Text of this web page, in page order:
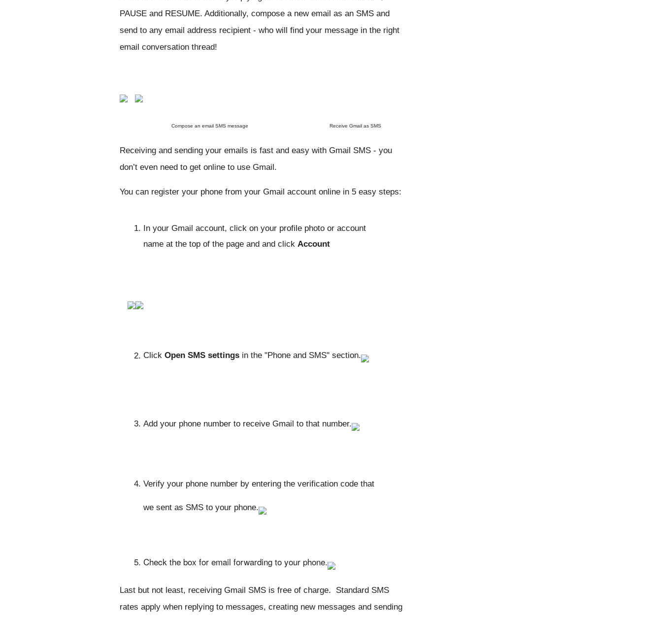
PAUSE and RESUME. Additionally, compose a new email as an SMS and
send to any email address recipient - who will find your message in the right
email conversation thread!
Compose an email SMS message Receive Gmail as SMS
Receiving and sending your emails is fast and easy with Gmail SMS - you
don’t even need to get online to use Gmail.
You can register your phone from your Gmail account online in 5 easy steps:
In your Gmail account, click on your profile photo or account
name at the top of the page and and click Account
Click Open SMS settings in the "Phone and SMS" section.
Add your phone number to receive Gmail to that number.
Verify your phone number by entering the verification code that
we sent as SMS to your phone.
Check the box for email forwarding to your phone.
Last but not least, receiving Gmail SMS is free of charge.  Standard SMS
rates apply when replying to messages, creating new messages and sending